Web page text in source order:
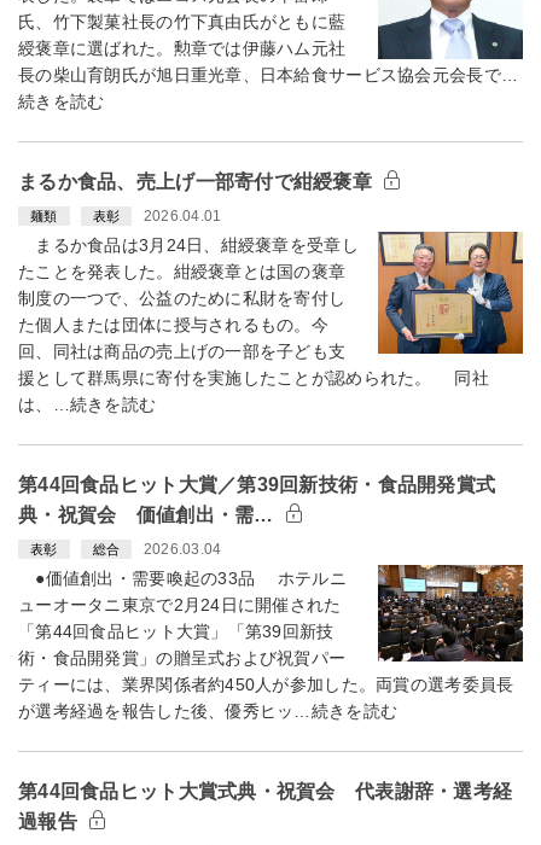
氏、竹下製菓社長の竹下真由氏がともに藍
綬褒章に選ばれた。勲章では伊藤ハム元社
長の柴山育朗氏が旭日重光章、日本給食サービス協会元会長で…
続きを読む
まるか食品、売上げ一部寄付で紺綬褒章
麺類 表彰 2026.04.01
まるか食品は3月24日、紺綬褒章を受章し
たことを発表した。紺綬褒章とは国の褒章
制度の一つで、公益のために私財を寄付し
た個人または団体に授与されるもの。今
回、同社は商品の売上げの一部を子ども支
援として群馬県に寄付を実施したことが認められた。 同社
は、…続きを読む
第44回食品ヒット大賞／第39回新技術・食品開発賞式
典・祝賀会 価値創出・需…
表彰 総合 2026.03.04
●価値創出・需要喚起の33品 ホテルニ
ューオータニ東京で2月24日に開催された
「第44回食品ヒット大賞」「第39回新技
術・食品開発賞」の贈呈式および祝賀パー
ティーには、業界関係者約450人が参加した。両賞の選考委員長
が選考経過を報告した後、優秀ヒッ…続きを読む
第44回食品ヒット大賞式典・祝賀会 代表謝辞・選考経
過報告